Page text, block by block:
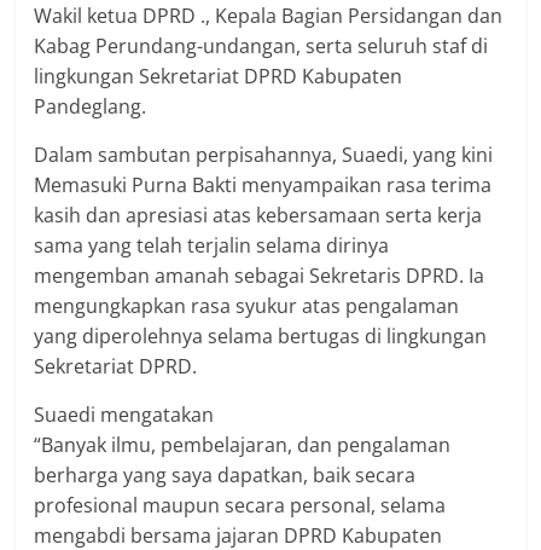
Wakil ketua DPRD ., Kepala Bagian Persidangan dan
Kabag Perundang-undangan, serta seluruh staf di
lingkungan Sekretariat DPRD Kabupaten
Pandeglang.
Dalam sambutan perpisahannya, Suaedi, yang kini
Memasuki Purna Bakti menyampaikan rasa terima
kasih dan apresiasi atas kebersamaan serta kerja
sama yang telah terjalin selama dirinya
mengemban amanah sebagai Sekretaris DPRD. Ia
mengungkapkan rasa syukur atas pengalaman
yang diperolehnya selama bertugas di lingkungan
Sekretariat DPRD.
Suaedi mengatakan
“Banyak ilmu, pembelajaran, dan pengalaman
berharga yang saya dapatkan, baik secara
profesional maupun secara personal, selama
mengabdi bersama jajaran DPRD Kabupaten